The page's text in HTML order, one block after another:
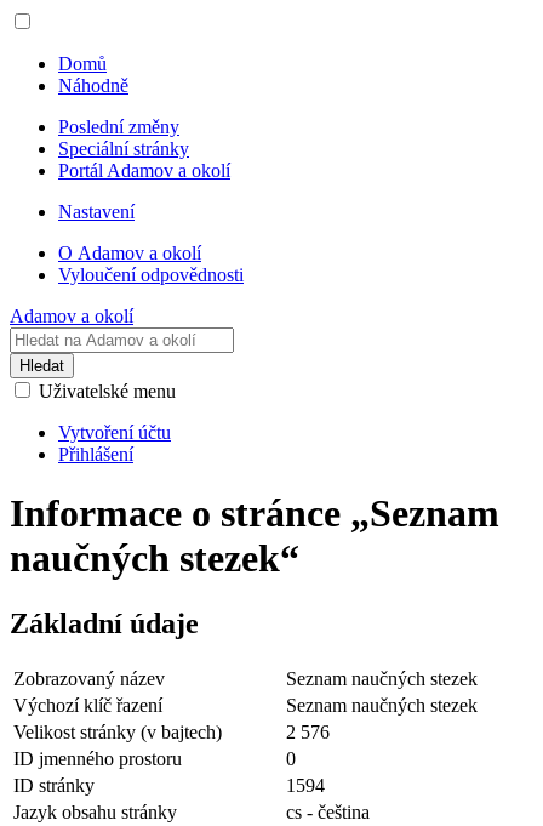
Domů
Náhodně
Poslední změny
Speciální stránky
Portál Adamov a okolí
Nastavení
O Adamov a okolí
Vyloučení odpovědnosti
Adamov a okolí
Hledat
Uživatelské menu
Vytvoření účtu
Přihlášení
Informace o stránce „Seznam
naučných stezek“
Základní údaje
Zobrazovaný název
Seznam naučných stezek
Výchozí klíč řazení
Seznam naučných stezek
Velikost stránky (v bajtech)
2 576
ID jmenného prostoru
0
ID stránky
1594
Jazyk obsahu stránky
cs - čeština